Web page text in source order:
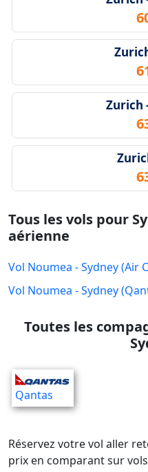
Zurich
Tous les vols pour
aérienne
Vol Noumea - Sydney (Air
Vol Noumea - Sydney
Toutes les
Qantas
Réservez votre vol aller
prix en comparant sur